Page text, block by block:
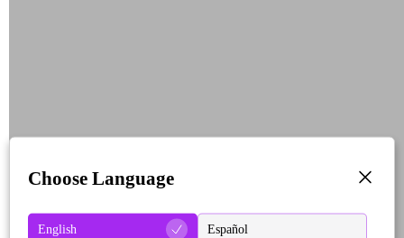
Choose Language
English Español